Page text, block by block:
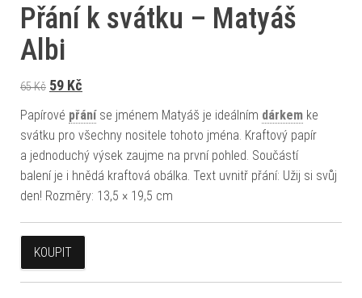
Přání k svátku – Matyáš
Albi
65Kč Původní cena byla: 65 Kč.
59 Kč
Papírové přáníse jménem Matyáš je ideálním dárkem ke
svátku pro všechny nositele tohoto jména. Kraftový papír
a jednoduchý výsek zaujme na první pohled. Součástí
balení je i hnědá kraftová obálka. Text uvnitř přání: Užij si svůj
den! Rozměry: 13,5 × 19,5 cm
KOUPIT